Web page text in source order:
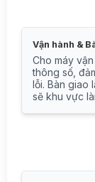
Vận hành &
Cho máy
thông số,
lỗi. Bàn giao
sẽ khu vực